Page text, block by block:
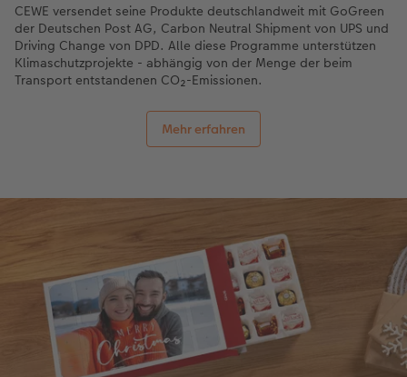
CEWE versendet seine Produkte deutschlandweit mit GoGreen
der Deutschen Post AG, Carbon Neutral Shipment von UPS und
Driving Change von DPD. Alle diese Programme unterstützen
Klimaschutzprojekte - abhängig von der Menge der beim
Transport entstandenen CO₂-Emissionen.
Mehr erfahren